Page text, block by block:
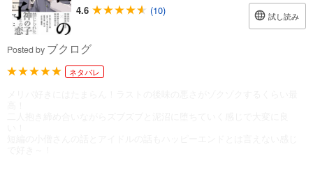
4.6
(10) 試し読み
Posted by ブクログ
ネタバレ